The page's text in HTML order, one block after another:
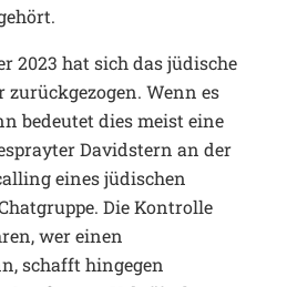
2023 hat sich das jüdische
zurückgezogen. Wenn es
bedeutet dies meist eine
Davidstern an der
eines jüdischen
Die Kontrolle
wer einen
schafft hingegen